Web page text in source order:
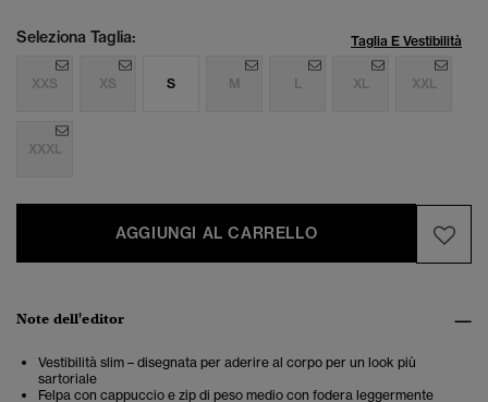
Seleziona Taglia: Taglia E Vestibilità
XXS XS S M L XL XXL
XXXL
AGGIUNGI AL CARRELLO
Note dell'editor
Vestibilità slim – disegnata per aderire al corpo per un look più
sartoriale
Felpa con cappuccio e zip di peso medio con fodera leggermente